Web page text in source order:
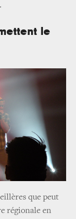
le
que peut
régionale en